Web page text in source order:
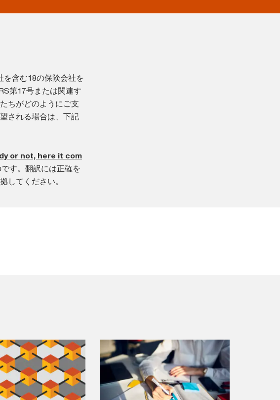
を含む18の保険会社を
第17号または関連す
ちがどのようにご支
される場合は、下記
or not, here it com
す。翻訳には正確を
してください。